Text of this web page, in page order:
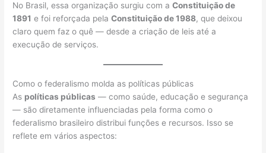
No Brasil, essa organização surgiu com aConstituição de
1891 e foi reforçada pelaConstituição de 1988, que deixou
claro quem faz o quê — desde a criação de leis até a
execução de serviços.
Como o federalismo molda as políticas públicas
As políticas públicas — como saúde, educação e segurança
— são diretamente influenciadas pela forma como o
federalismo brasileiro distribui funções e recursos. Isso se
reflete em vários aspectos: